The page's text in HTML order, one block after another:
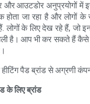
और आउटडोर अनुप्रयोगों में
होता जा रहा है और लोगों
के लिए देख रहे हैं, जो इन
है। आप भी कर सकते हैं
के लिए ब्रांड